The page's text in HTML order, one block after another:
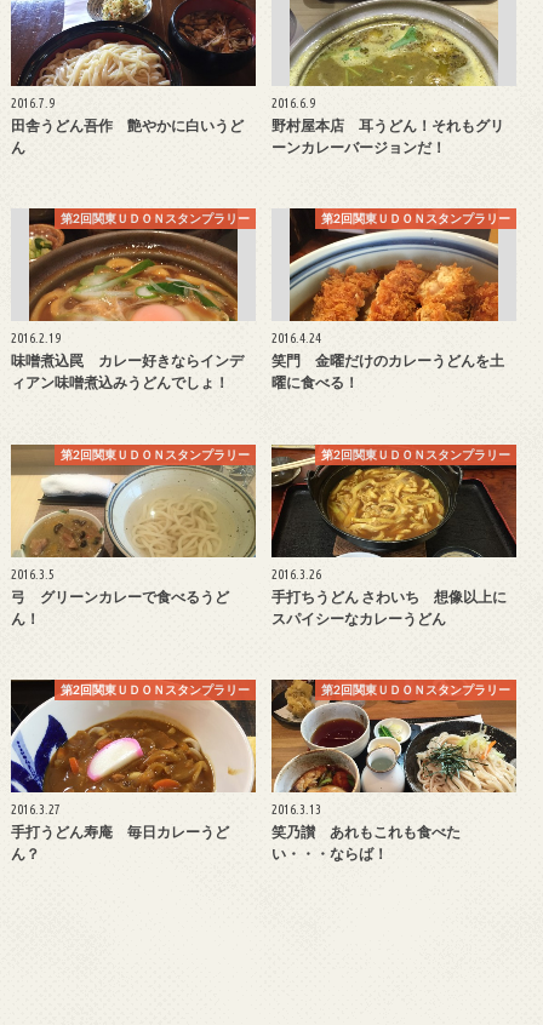
2016.7.9
田舎うどん吾作 艶やかに白いうど
ん
2016.6.9
野村屋本店 耳うどん！それもグリ
ーンカレーバージョンだ！
第2回関東ＵＤＯＮスタンプラリー
2016.2.19
味噌煮込罠 カレー好きならインデ
ィアン味噌煮込みうどんでしょ！
第2回関東ＵＤＯＮスタンプラリー
2016.4.24
笑門 金曜だけのカレーうどんを土
曜に食べる！
第2回関東ＵＤＯＮスタンプラリー
2016.3.5
弓 グリーンカレーで食べるうど
ん！
第2回関東ＵＤＯＮスタンプラリー
2016.3.26
手打ちうどん さわいち 想像以上に
スパイシーなカレーうどん
第2回関東ＵＤＯＮスタンプラリー
2016.3.27
手打うどん寿庵 毎日カレーうど
ん？
第2回関東ＵＤＯＮスタンプラリー
2016.3.13
笑乃讃 あれもこれも食べた
い・・・ならば！